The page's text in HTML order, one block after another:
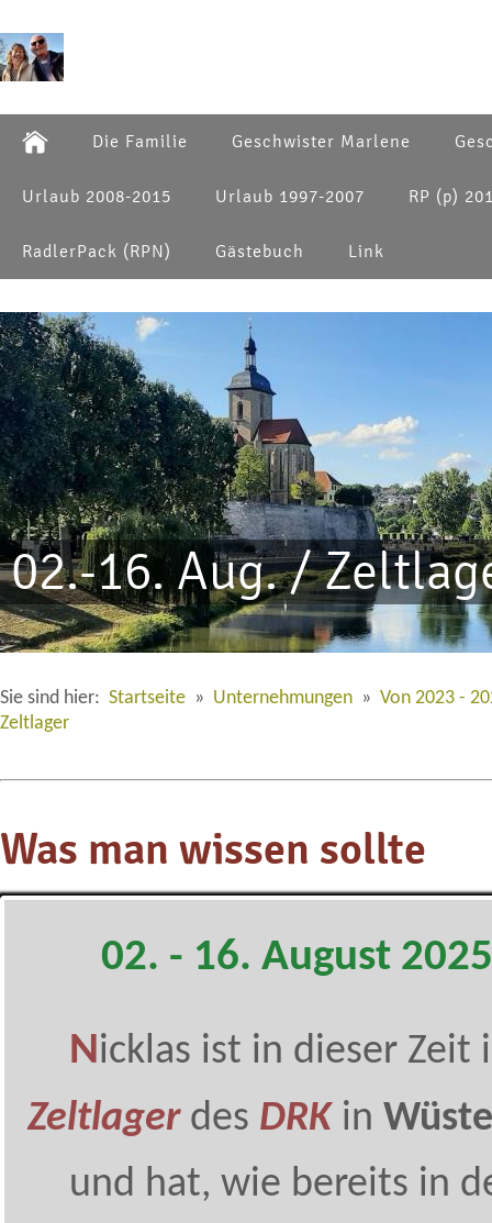
Die Familie Geschwister Marlene
Urlaub 2008-2015 Urlaub 1997-2007 RP (p)
RadlerPack (RPN) Gästebuch Link
02.-16. Aug. /
Sie sind hier: Startseite » Unternehmungen » Von 2023 -
Zeltlager
Was man wissen sollte
02. - 16. August 2025
Nicklas ist in dieser Zeit
Zeltlagerdes DRKin
und hat, wie bereits in